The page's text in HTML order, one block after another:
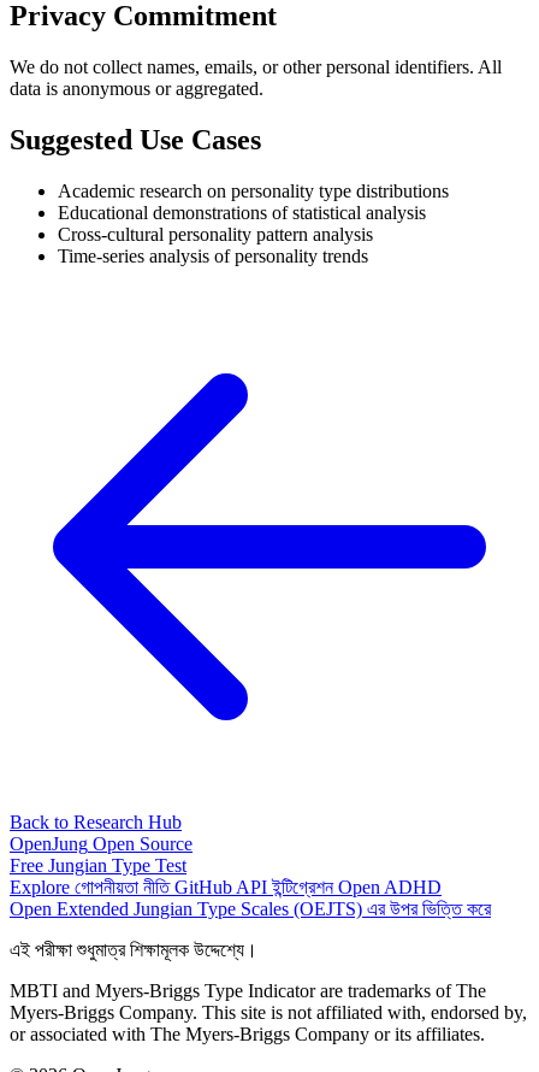
Privacy Commitment
We do not collect names, emails, or other personal identifiers. All
data is anonymous or aggregated.
Suggested Use Cases
Academic research on personality type distributions
Educational demonstrations of statistical analysis
Cross-cultural personality pattern analysis
Time-series analysis of personality trends
Back to Research Hub
OpenJung Open Source
Free Jungian Type Test
Explore গোপনীয়তা নীতিGitHub APIইন্টিগ্রেশনOpen ADHD
Open Extended Jungian Type Scales (OEJTS) এর উপর ভিত্তি করে
এই পরীক্ষা শুধুমাত্র শিক্ষামূলক উদ্দেশ্যে।
MBTI and Myers-Briggs Type Indicator are trademarks of The
Myers-Briggs Company. This site is not affiliated with, endorsed by,
or associated with The Myers-Briggs Company or its affiliates.